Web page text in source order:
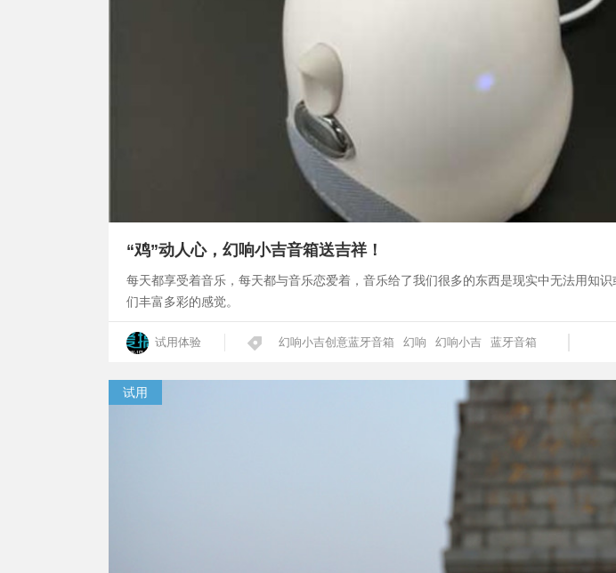
“鸡”动人心，幻响小吉音箱送吉祥！
每天都享受着音乐，每天都与音乐恋爱着，音乐给了我们很多的东西是现实中无法用知
们丰富多彩的感觉。
试用体验 幻响小吉创意蓝牙音箱 幻响 幻响小吉 蓝牙音箱
试用